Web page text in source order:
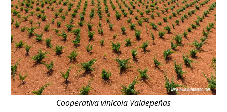
Cooperativa vinícola Valdepeñas